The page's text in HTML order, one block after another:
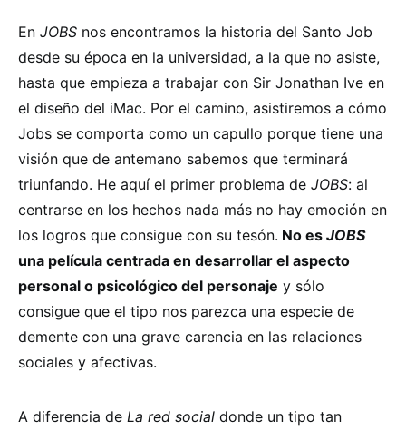
En JOBS nos encontramos la historia del Santo Job
desde su época en la universidad, a la que no asiste,
hasta que empieza a trabajar con Sir Jonathan Ive en
el diseño del iMac. Por el camino, asistiremos a cómo
Jobs se comporta como un capullo porque tiene una
visión que de antemano sabemos que terminará
triunfando. He aquí el primer problema de JOBS: al
centrarse en los hechos nada más no hay emoción en
los logros que consigue con su tesón. No es JOBS
una película centrada en desarrollar el aspecto
personal o psicológico del personaje y sólo
consigue que el tipo nos parezca una especie de
demente con una grave carencia en las relaciones
sociales y afectivas.
A diferencia de La red social donde un tipo tan